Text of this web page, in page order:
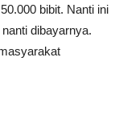
bibit. Nanti ini
dibayarnya.